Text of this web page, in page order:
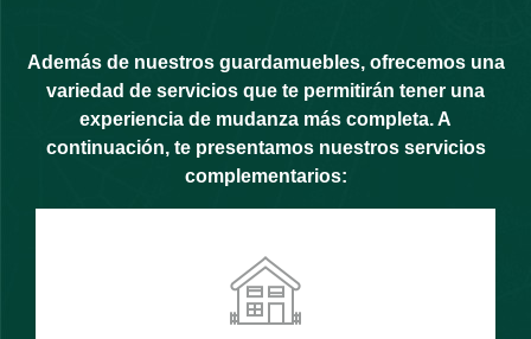
Además de nuestros guardamuebles, ofrecemos una
variedad de servicios que te permitirán tener una
experiencia de mudanza más completa. A
continuación, te presentamos nuestros servicios
complementarios: